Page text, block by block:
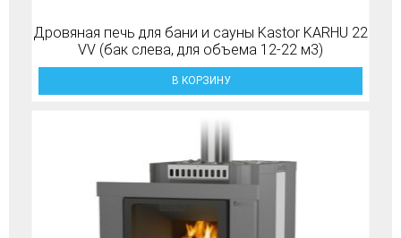
Дровяная печь для бани и сауны Kastor KARHU 22
VV (бак слева, для объема 12-22 м3)
В КОРЗИНУ